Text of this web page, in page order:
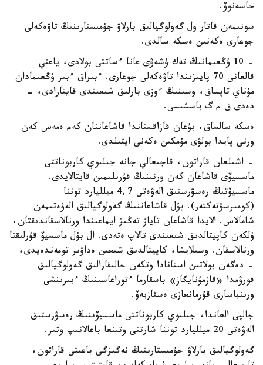
حاسەنوۆ.
سونىمەن قاتار ول گەولوگيالىق بارلاۋ جۇمىستارىنىڭ تاۋەكەلى
جوعارى ەكەنىن ەسكە سالدى.
- 10 ۇڭعىمانىڭ تەك ۇشەۋى عانا ءساتتى بولادى، ياعني
قالعانى 70 پايىزىندا تاۋەكەلى جوعارى. ءبىراق ءبىر ۇڭعىمادان
مۇناي تاپساق، وسىنىڭ ءوزى بارلىق شىعىندى قايتارادى، -
دەدى ق م گ باسشىسى.
ەسكە سالساق، بۇعان قازاقستاندا قاشاعاننان كەم ەمەس كەن
ورنى پايدا بولۋى مۇمكىن ەكەنى ايتىلدى.
- اشىلعان قاراتون، قاجىعالي جانە جىلىوي كاربوناتتى
ماسسيۆى قاشاعان كەن ورنىنىڭ قۇرىلىمىن قايتالايدى.
ماسسيۆتىڭ رەسۋرستىق الەۋەتى 4,7 ميلليارد توننا
(كومىرسۋتەكتەر). بۇل قاشاعاننىڭ گەولوگيالىق الەۋەتىمەن
شامالاس. الايدا قاشاعان تاياز تەڭىز ايماعىندا ورنالاسقاندىقتان،
ۇلكەن كاپيتالدىق شىعىندى تالاپ ەتەدى. ال بۇل ماسسيۆ قۇرلىقتا
ورنالاسقان. وسىلايشا، كاپيتالدىق شىعىن ەداۋىر تومەندەيدى،
- دەگەن بولاتىن استانادا وتكەن حالىقارالىق گەولوگيالىق
فورۋمدا «قازمۇنايگاز» باسقارما ءتوراعاسىنىڭ ءبىرىنشى
ورىنباسارى قۇرمانعازى ەسقازيەۆ.
جالپى العاندا، جىلىوي كاربوناتتى ماسسيۆىنىڭ رەسۋرستىق
الەۋەتى 20 ميلليارد توننا شارتتى وتىنعا باعالانىپ وتىر.
گەولوگيالىق بارلاۋ جۇمىستارىنىڭ نەگىزگى باعىتى قاراتون،